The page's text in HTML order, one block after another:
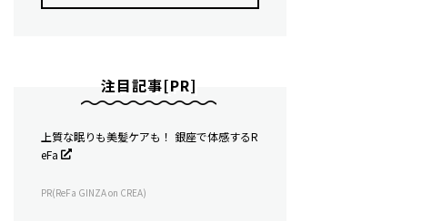
注目記事[PR]
上質な眠りも美髪ケアも！ 銀座で体感するR
eFa
PR(ReFa GINZA on CREA)